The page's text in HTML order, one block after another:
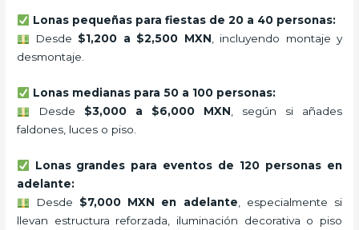
Lonas pequeñas para fiestas de 20 a 40 personas:
Desde $1,200 a $2,500 MXN, incluyendo montaje y
desmontaje.
Lonas medianas para 50 a 100 personas:
Desde $3,000 a $6,000 MXN, según si añades
faldones, luces o piso.
Lonas grandes para eventos de 120 personas en
adelante:
Desde $7,000 MXN en adelante , especialmente si
llevan estructura reforzada, iluminación decorativa o piso